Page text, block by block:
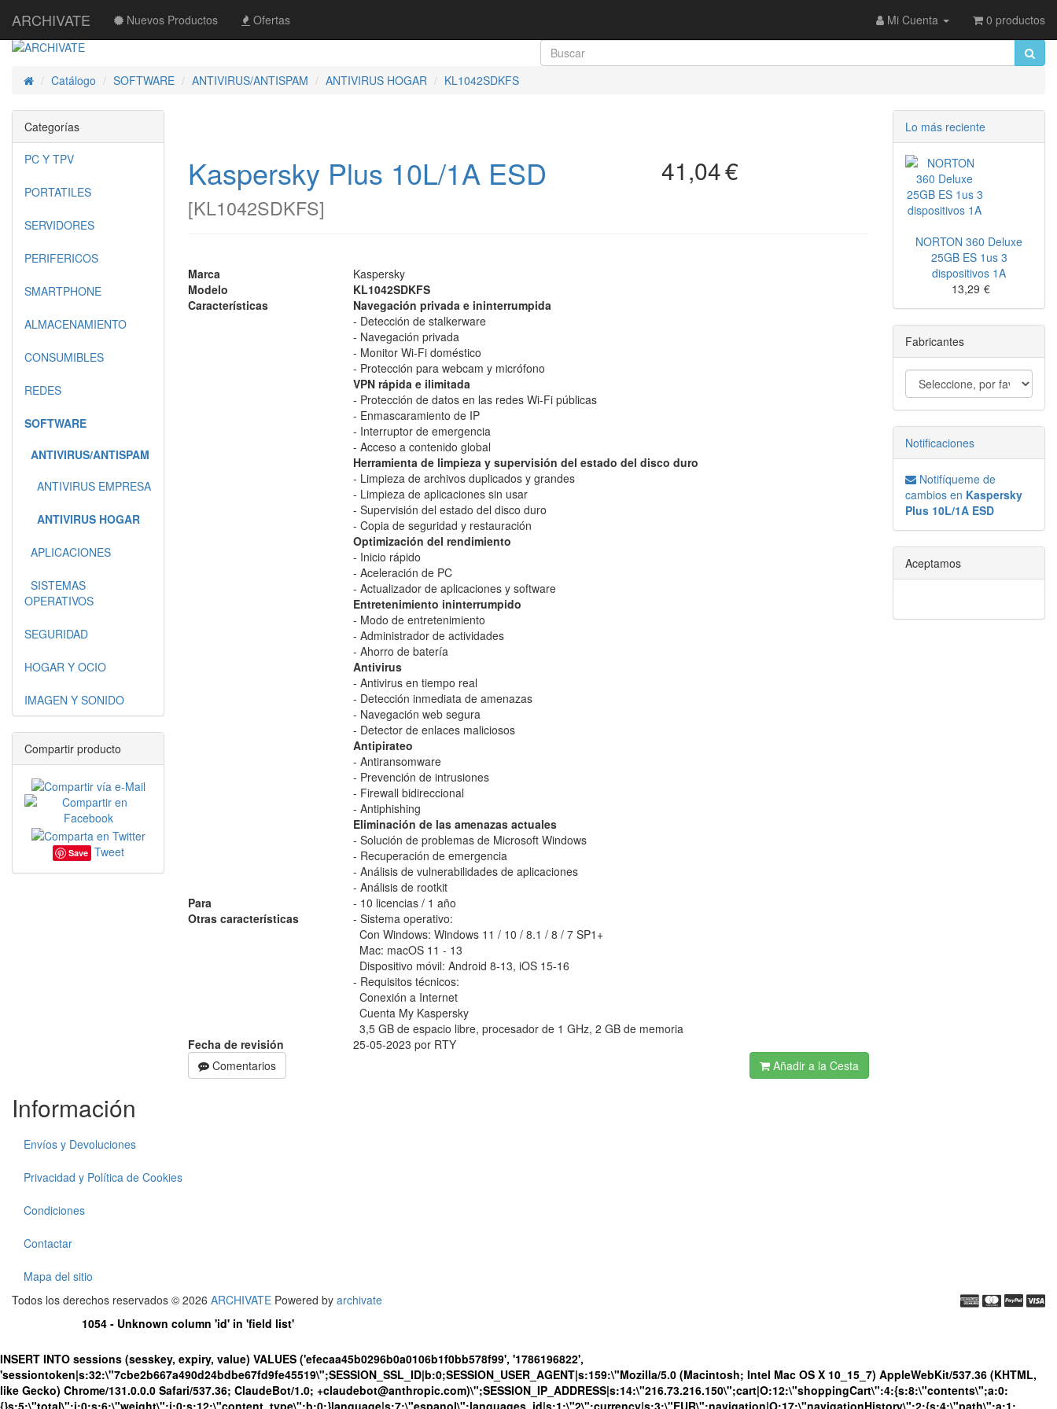
ARCHIVATE Nuevos Productos Ofertas Mi Cuenta 0 productos
InicioCatálogo SOFTWARE ANTIVIRUS/ANTISPAM ANTIVIRUS HOGAR KL1042SDKFS
Kaspersky Plus 10L/1A ESD
[KL1042SDKFS]
41,04€
Marca
Kaspersky
Modelo
KL1042SDKFS
Características
Navegación privada e ininterrumpida
- Detección de stalkerware
- Navegación privada
- Monitor Wi-Fi doméstico
- Protección para webcam y micrófono
VPN rápida e ilimitada
- Protección de datos en las redes Wi-Fi públicas
- Enmascaramiento de IP
- Interruptor de emergencia
- Acceso a contenido global
Herramienta de limpieza y supervisión del estado del disco duro
- Limpieza de archivos duplicados y grandes
- Limpieza de aplicaciones sin usar
- Supervisión del estado del disco duro
- Copia de seguridad y restauración
Optimización del rendimiento
- Inicio rápido
- Aceleración de PC
- Actualizador de aplicaciones y software
Entretenimiento ininterrumpido
- Modo de entretenimiento
- Administrador de actividades
- Ahorro de batería
Antivirus
- Antivirus en tiempo real
- Detección inmediata de amenazas
- Navegación web segura
- Detector de enlaces maliciosos
Antipirateo
- Antiransomware
- Prevención de intrusiones
- Firewall bidireccional
- Antiphishing
Eliminación de las amenazas actuales
- Solución de problemas de Microsoft Windows
- Recuperación de emergencia
- Análisis de vulnerabilidades de aplicaciones
- Análisis de rootkit
Para
- 10 licencias / 1 año
Otras características
- Sistema operativo:
Con Windows: Windows 11 / 10 / 8.1 / 8 / 7 SP1+
Mac: macOS 11 - 13
Dispositivo móvil: Android 8-13, iOS 15-16
- Requisitos técnicos:
Conexión a Internet
Cuenta My Kaspersky
3,5 GB de espacio libre, procesador de 1 GHz, 2 GB de memoria
Fecha de revisión
25-05-2023 por RTY
Comentarios
Añadir a la Cesta
Categorías
PC Y TPV
PORTATILES
SERVIDORES
PERIFERICOS
SMARTPHONE
ALMACENAMIENTO
CONSUMIBLES
REDES
SOFTWARE
ANTIVIRUS/ANTISPAM
ANTIVIRUS EMPRESA
ANTIVIRUS HOGAR
APLICACIONES
SISTEMAS
OPERATIVOS
SEGURIDAD
HOGAR Y OCIO
IMAGEN Y SONIDO
Compartir producto
Save Tweet
Lo más reciente
NORTON 360 Deluxe
25GB ES 1us 3
dispositivos 1A
13,29 €
Fabricantes
Notificaciones
Notifíqueme de
cambios en Kaspersky
Plus 10L/1A ESD
Aceptamos
Información
Envíos y Devoluciones
Privacidad y Política de Cookies
Condiciones
Contactar
Mapa del sitio
Todos los derechos reservados © 2026 ARCHIVATE Powered by archivate
1054 - Unknown column 'id' in 'field list'
INSERT INTO sessions (sesskey, expiry, value) VALUES ('efecaa45b0296b0a0106b1f0bb578f99', '1786196822',
'sessiontoken|s:32:\"7cbe2b667a490d24bdbe67fd9fe45519\";SESSION_SSL_ID|b:0;SESSION_USER_AGENT|s:159:\"Mozilla/5.0 (Macintosh; Intel Mac OS X 10_15_7) AppleWebKit/537.36 (KHTML,
like Gecko) Chrome/131.0.0.0 Safari/537.36; ClaudeBot/1.0; +claudebot@anthropic.com)\";SESSION_IP_ADDRESS|s:14:\"216.73.216.150\";cart|O:12:\"shoppingCart\":4:{s:8:\"contents\";a:0:
{}s:5:\"total\";i:0;s:6:\"weight\";i:0;s:12:\"content_type\";b:0;}language|s:7:\"espanol\";languages_id|s:1:\"2\";currency|s:3:\"EUR\";navigation|O:17:\"navigationHistory\":2:{s:4:\"path\";a:1: